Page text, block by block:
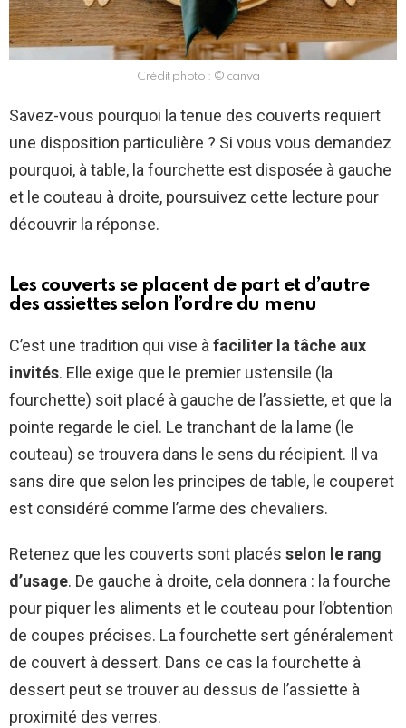
Crédit photo : © canva
Savez-vous pourquoi la tenue des couverts requiert
une disposition particulière ? Si vous vous demandez
pourquoi, à table, la fourchette est disposée à gauche
et le couteau à droite, poursuivez cette lecture pour
découvrir la réponse.
Les couverts se placent de part et d’autre
des assiettes selon l’ordre du menu
C’est une tradition qui vise àfaciliter la tâche aux
invités. Elle exige que le premier ustensile (la
fourchette) soit placé à gauche de l’assiette, et que la
pointe regarde le ciel. Le tranchant de la lame (le
couteau) se trouvera dans le sens du récipient. Il va
sans dire que selon les principes de table, le couperet
est considéré comme l’arme des chevaliers.
Retenez que les couverts sont placés selon le rang
d’usage. De gauche à droite, cela donnera : la fourche
pour piquer les aliments et le couteau pour l’obtention
de coupes précises. La fourchette sert généralement
de couvert à dessert. Dans ce cas la fourchette à
dessert peut se trouver au dessus de l’assiette à
proximité des verres.